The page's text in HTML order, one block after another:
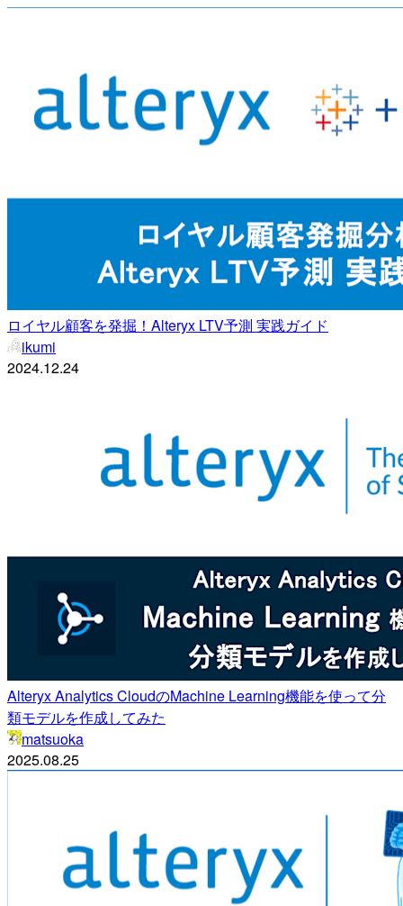
ロイヤル顧客を発掘！Alteryx LTV予測 実践ガイド
ikumi
2024.12.24
Alteryx Analytics CloudのMachine Learning機能を使って分
類モデルを作成してみた
matsuoka
2025.08.25